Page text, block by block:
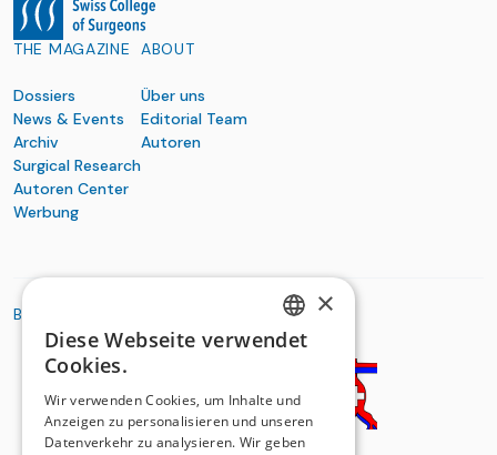
THE MAGAZINE
Dossiers
News & Events
Archiv
Surgical Research
Autoren Center
Werbung
ABOUT
Über uns
Editorial Team
Autoren
BASIC ORGANIZATIONS
GERMAN
×
Diese Webseite verwendet
Cookies.
Wir verwenden Cookies, um Inhalte und
Anzeigen zu personalisieren und unseren
Datenverkehr zu analysieren. Wir geben